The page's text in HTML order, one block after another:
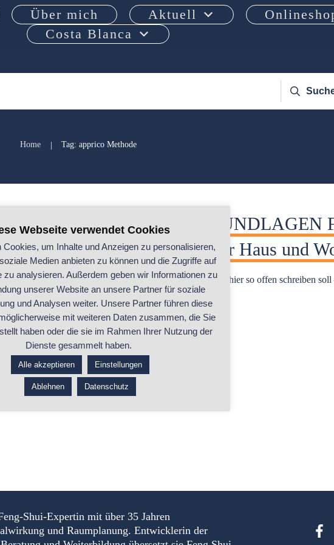
Über mich Aktuell
Costa Blanca
Home | Tag: apprico Methode
FENG SHUI GRUNDLAGEN
Das Praxisbuch für Haus und
Ich habe lange überlegt, ob ich das hier so offen schreiben soll
...ganzen Beitrag lesen
Shui-Expertin mit über 35 Jahren
und Raumplanung. Entwicklerin der
Webseite verwendet Cookies
Cookies, um Inhalte und Anzeigen zu personalisieren,
Medien anbieten zu können und die Zugriffe auf
zu analysieren. Außerdem geben wir Informationen zu
unserer Website an unsere Partner für soziale
und Analysen weiter. Unsere Partner führen diese
mit weiteren Daten zusammen, die Sie
haben oder die sie im Rahmen Ihrer Nutzung der
Dienste gesammelt haben.
Alle akzeptieren Einstellungen
Ablehnen Datenschutz